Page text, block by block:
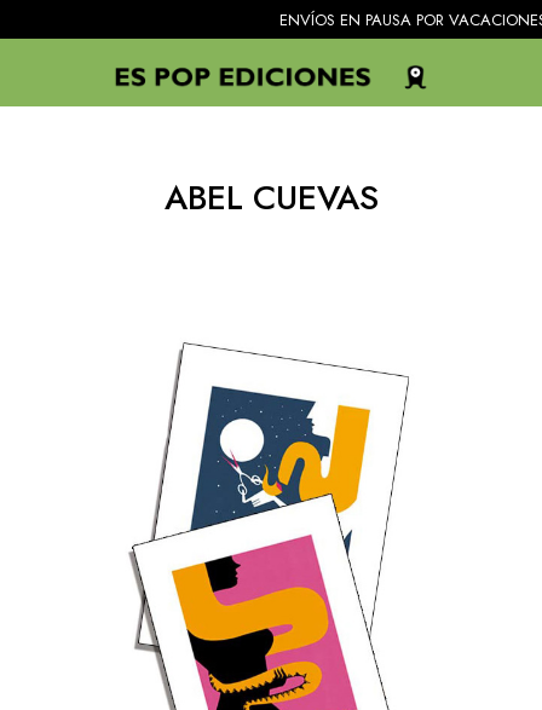
ENVÍOS EN PAUSA POR
ABEL CUEVAS